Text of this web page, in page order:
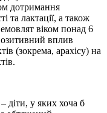
дотримання
та лактації, а також
віком понад 6
вплив
(зокрема, арахісу) на
діти, у яких хоча б